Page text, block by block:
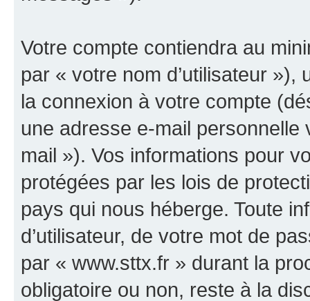
Votre compte contiendra au
par « votre nom d’utilisateur
la connexion à votre compte
une adresse e-mail
mail »). Vos informations pour
protégées par les lois de
pays qui nous héberge. Toute
d’utilisateur, de votre mot de
par « www.sttx.fr » durant la
obligatoire ou non, reste à la